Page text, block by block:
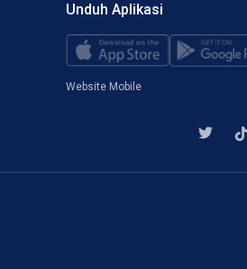
Unduh Aplikasi
Website Mobile